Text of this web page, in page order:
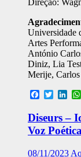
Universidade
Artes
António
Diniz, Lia
Merije, Carlos
Facebook
Twitter
Diseurs –
Voz
08/11/2023